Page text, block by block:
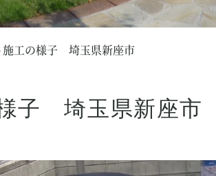
施工の様子 埼玉県新座市
子 埼玉県新座市